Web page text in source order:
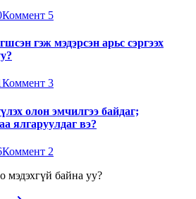
Коммент 5
гэж мэдэрсэн арьс сэргээх
Коммент 3
олон эмчилгээ байдаг;
ялгаруулдаг вэ?
Коммент 2
мэдэхгүй байна уу?